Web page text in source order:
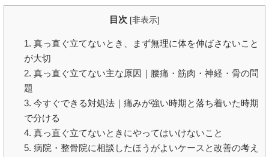
目次 [非表示]
1. 真っ直ぐ立てないとき、まず無理に体を伸ばさないこと
が大切
2. 真っ直ぐ立てない主な原因｜腰痛・筋肉・神経・骨の問
題
3. 今すぐできる対処法｜痛みが強い時期と落ち着いた時期
で分ける
4. 真っ直ぐ立てないときにやってはいけないこと
5. 病院・整骨院に相談したほうがよいケースと改善の考え